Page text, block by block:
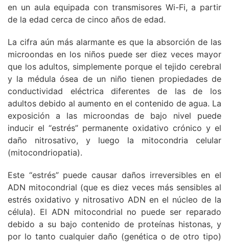
en un aula equipada con transmisores Wi-Fi, a partir
de la edad cerca de cinco años de edad.
La cifra aún más alarmante es que la absorción de las
microondas en los niños puede ser diez veces mayor
que los adultos, simplemente porque el tejido cerebral
y la médula ósea de un niño tienen propiedades de
conductividad eléctrica diferentes de las de los
adultos debido al aumento en el contenido de agua. La
exposición a las microondas de bajo nivel puede
inducir el “estrés” permanente oxidativo crónico y el
daño nitrosativo, y luego la mitocondria celular
(mitocondriopatia).
Este “estrés” puede causar daños irreversibles en el
ADN mitocondrial (que es diez veces más sensibles al
estrés oxidativo y nitrosativo ADN en el núcleo de la
célula). El ADN mitocondrial no puede ser reparado
debido a su bajo contenido de proteínas histonas, y
por lo tanto cualquier daño (genética o de otro tipo)